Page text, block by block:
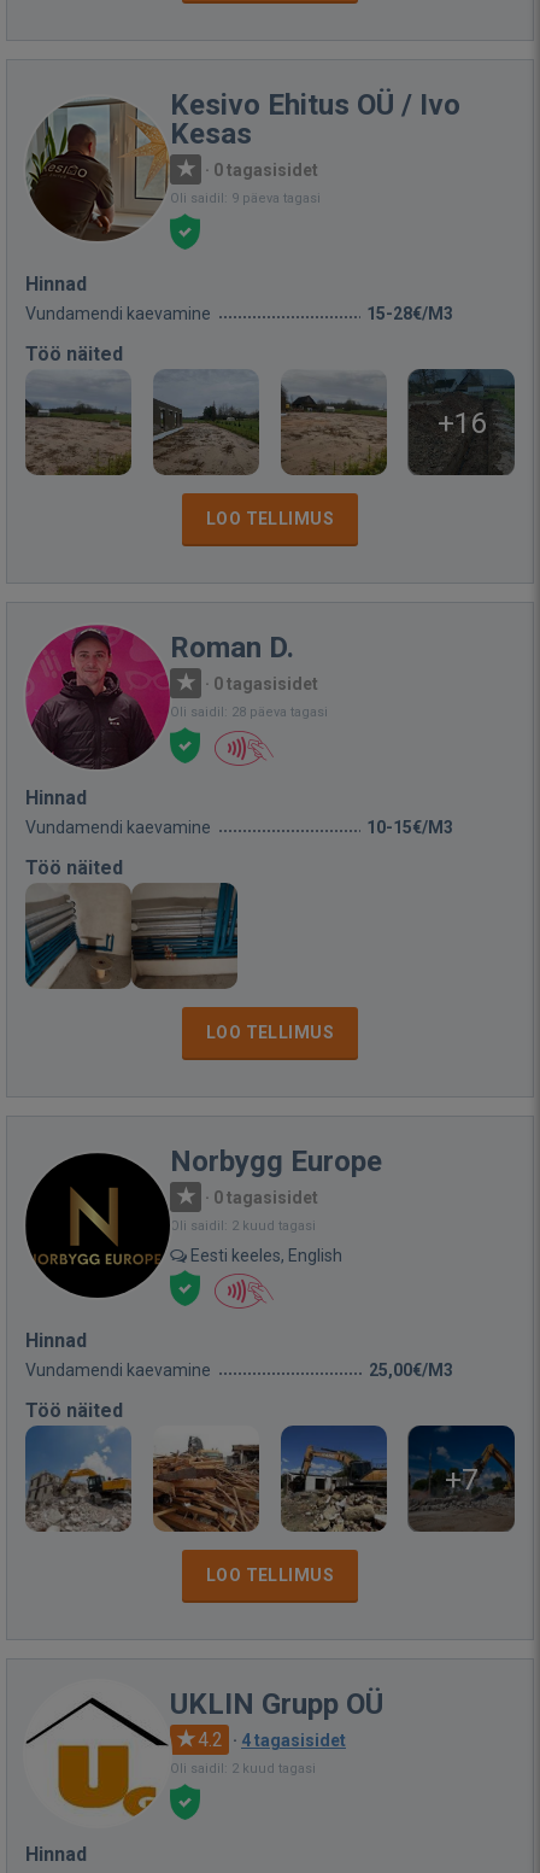
Kesivo Ehitus OÜ / Ivo
Kesas
· 0 tagasisidet
Oli saidil: 9 päeva tagasi
Hinnad
Vundamendi kaevamine 15-28€/M3
Töö näited
+16
LOO TELLIMUS
Roman D.
· 0 tagasisidet
Oli saidil: 28 päeva tagasi
Hinnad
Vundamendi kaevamine 10-15€/M3
Töö näited
LOO TELLIMUS
Norbygg Europe
· 0 tagasisidet
Oli saidil: 2 kuud tagasi
Eesti keeles, English
Hinnad
Vundamendi kaevamine 25,00€/M3
Töö näited
+7
LOO TELLIMUS
UKLIN Grupp OÜ
4.2 · 4 tagasisidet
Oli saidil: 2 kuud tagasi
Hinnad